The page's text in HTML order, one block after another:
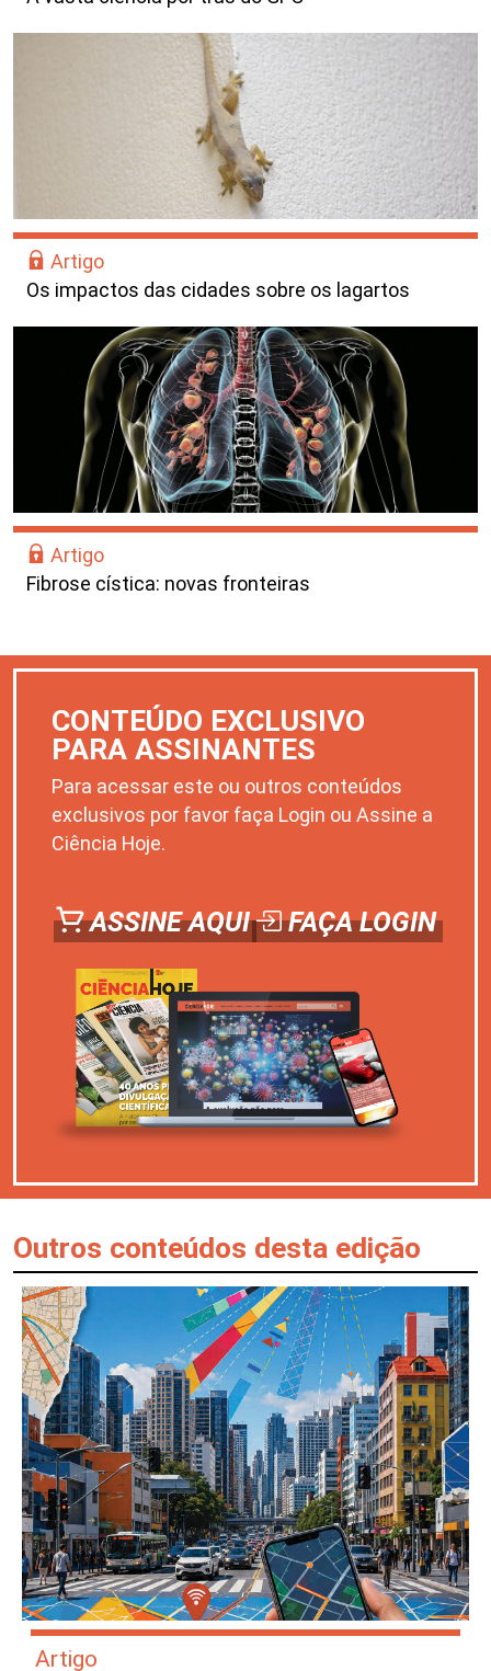
Artigo
Os impactos das cidades sobre os lagartos
Artigo
Fibrose cística: novas fronteiras
CONTEÚDO EXCLUSIVO
PARA ASSINANTES
Para acessar este ou outros conteúdos
exclusivos por favor faça Login ou Assine a
Ciência Hoje.
ASSINE AQUI FAÇA LOGIN
Outros conteúdos desta edição
Artigo